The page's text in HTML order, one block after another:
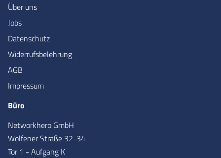
Über uns
Jobs
Datenschutz
Widerrufsbelehrung
AGB
Impressum
Büro
Networkhero GmbH
Wolfener Straße 32-34
Tor 1 - Aufgang K